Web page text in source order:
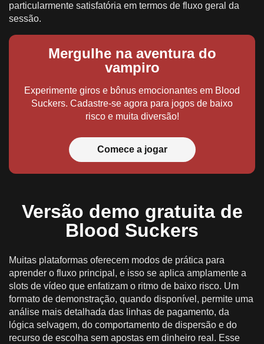
particularmente satisfatória em termos de fluxo geral da
sessão.
Mergulhe na aventura do
vampiro
Experimente giros e bônus emocionantes em Blood
Suckers. Cadastre-se agora para jogos de baixo
risco e muita diversão!
Comece a jogar
Versão demo gratuita de
Blood Suckers
Muitas plataformas oferecem modos de prática para
aprender o fluxo principal, e isso se aplica amplamente a
slots de vídeo que enfatizam o ritmo de baixo risco. Um
formato de demonstração, quando disponível, permite uma
análise mais detalhada das linhas de pagamento, da
lógica selvagem, do comportamento de dispersão e do
recurso de escolha sem apostas em dinheiro real. Esse